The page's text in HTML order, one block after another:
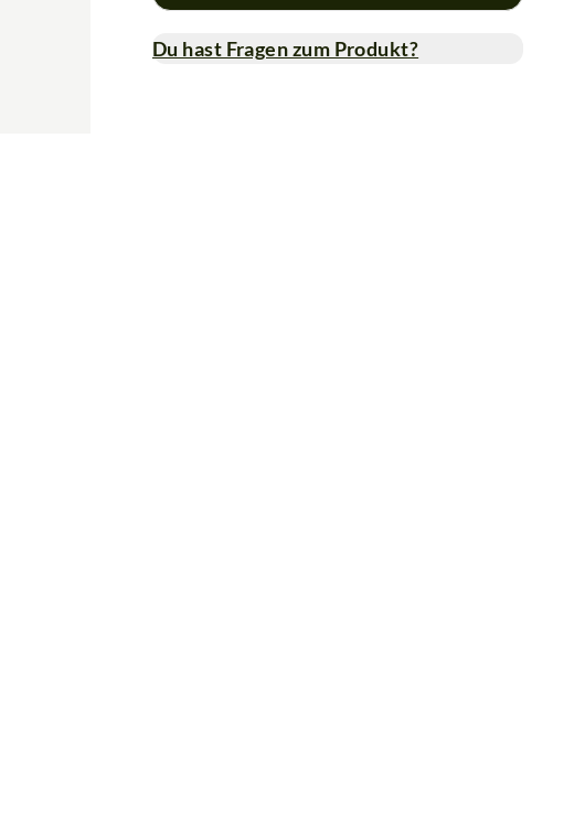
Du hast Fragen zum Produkt?